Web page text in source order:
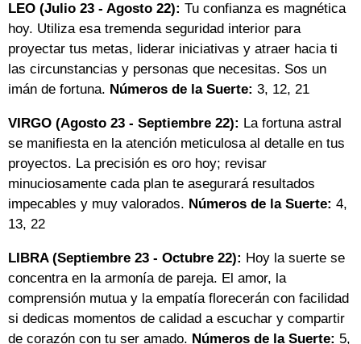
LEO (Julio 23 - Agosto 22): Tu confianza es magnética
hoy. Utiliza esa tremenda seguridad interior para
proyectar tus metas, liderar iniciativas y atraer hacia ti
las circunstancias y personas que necesitas. Sos un
imán de fortuna. Números de la Suerte: 3, 12, 21
VIRGO (Agosto 23 - Septiembre 22): La fortuna astral
se manifiesta en la atención meticulosa al detalle en tus
proyectos. La precisión es oro hoy; revisar
minuciosamente cada plan te asegurará resultados
impecables y muy valorados. Números de la Suerte: 4,
13, 22
LIBRA (Septiembre 23 - Octubre 22): Hoy la suerte se
concentra en la armonía de pareja. El amor, la
comprensión mutua y la empatía florecerán con facilidad
si dedicas momentos de calidad a escuchar y compartir
de corazón con tu ser amado. Números de la Suerte: 5,